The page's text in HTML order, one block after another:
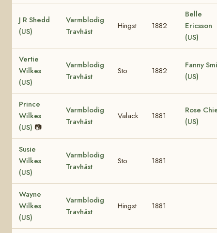
J R Shedd
(US)
Varmblodig
Travhäst
Hingst 1882
Belle
Ericsson
(US)
Vertie
Wilkes
(US)
Varmblodig
Travhäst
Sto 1882
Fanny
(US)
Prince
Wilkes
(US) 📷
Varmblodig
Travhäst
Valack 1881
Rose
(US)
Susie
Wilkes
(US)
Varmblodig
Travhäst
Sto 1881
Wayne
Wilkes
(US)
Varmblodig
Travhäst
Hingst 1881